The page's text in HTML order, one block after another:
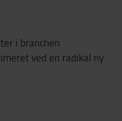
i branchen
ved en radikal ny